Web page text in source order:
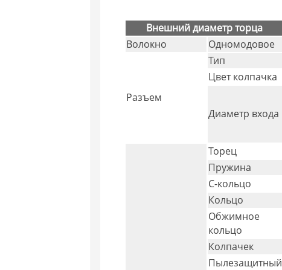
Внешний диаметр торца
Волокно
Одномодовое
Разъем
Тип
Цвет колпачка
Диаметр входа
Торец
Пружина
С-кольцо
Кольцо
Обжимное
кольцо
Колпачек
Пылезащитный